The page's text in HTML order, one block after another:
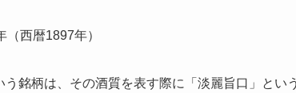
西暦1897年）
う銘柄は、その酒質を表す際に「淡麗旨口」と